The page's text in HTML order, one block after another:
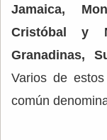
Jamaica,
Cristóbal y
Granadinas,
Varios de
común